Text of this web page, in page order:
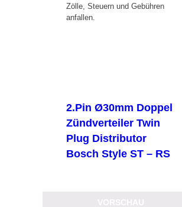
Zölle, Steuern und Gebühren
anfallen.
2.Pin Ø30mm Doppel
Zündverteiler Twin
Plug Distributor
Bosch Style ST – RS